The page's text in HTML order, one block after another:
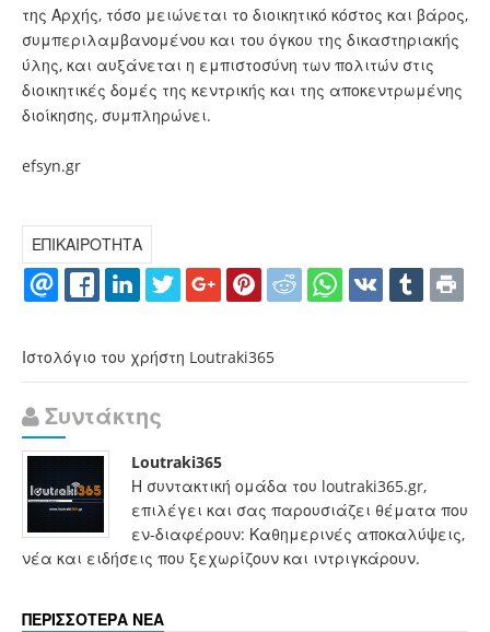
της Αρχής, τόσο μειώνεται το διοικητικό κόστος και βάρος,
συμπεριλαμβανομένου και του όγκου της δικαστηριακής
ύλης, και αυξάνεται η εμπιστοσύνη των πολιτών στις
διοικητικές δομές της κεντρικής και της αποκεντρωμένης
διοίκησης, συμπληρώνει.
efsyn.gr
ΕΠΙΚΑΙΡΟΤΗΤΑ
Ιστολόγιο του χρήστη Loutraki365
Συντάκτης
Loutraki365
Η συντακτική ομάδα του loutraki365.gr,
επιλέγει και σας παρουσιάζει θέματα που
εν-διαφέρουν: Καθημερινές αποκαλύψεις,
νέα και ειδήσεις που ξεχωρίζουν και ιντριγκάρουν.
ΠΕΡΙΣΣΟΤΕΡΑ ΝΕΑ